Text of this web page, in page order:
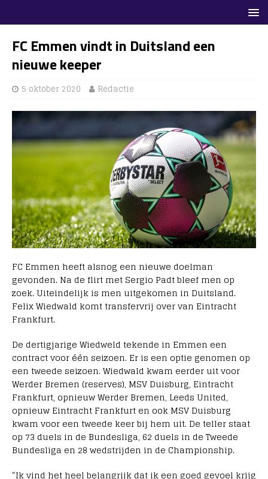
FC Emmen vindt in Duitsland een
nieuwe keeper
5 oktober 2020 Redactie
FC Emmen heeft alsnog een nieuwe doelman
gevonden. Na de flirt met Sergio Padt bleef men op
zoek. Uiteindelijk is men uitgekomen in Duitsland.
Felix Wiedwald komt transfervrij over van Eintracht
Frankfurt.
De dertigjarige Wiedweld tekende in Emmen een
contract voor één seizoen. Er is een optie genomen op
een tweede seizoen. Wiedwald kwam eerder uit voor
Werder Bremen (reserves), MSV Duisburg, Eintracht
Frankfurt, opnieuw Werder Bremen, Leeds United,
opnieuw Eintracht Frankfurt en ook MSV Duisburg
kwam voor een tweede keer bij hem uit. De teller staat
op 73 duels in de Bundesliga, 62 duels in de Tweede
Bundesliga en 28 wedstrijden in de Championship.
“Ik vind het heel belangrijk dat ik een goed gevoel krijg